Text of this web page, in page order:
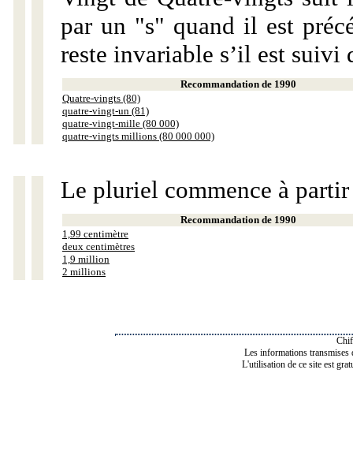
par un "s" quand il est
reste invariable s’il est suivi
Recommandation de 1990
Quatre-vingts (80)
quatre-vingt-un (81)
quatre-vingt-mille (80 000)
quatre-vingts millions (80 000 000)
Le pluriel commence à
Recommandation de 1990
1,99 centimètre
deux centimètres
1,9 million
2 millions
Les informations transmises
L'utilisation de ce site est